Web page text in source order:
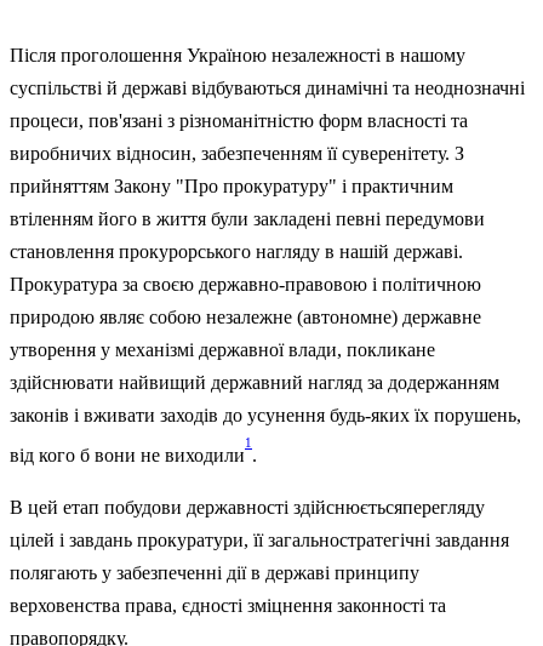
Після проголошення Україною незалежності в нашому
суспільстві й державі відбу­ваються динамічні та неоднозначні
процеси, пов'язані з різноманітністю форм власності та
виробничих відносин, забезпеченням її суверенітету. З
прийняттям Закону "Про прокуратуру" і практичним
втіленням його в життя були закладені певні передумови
становлення прокурорського нагляду в нашій державі.
Прокуратура за своєю державно-правовою і політичною
природою являє собою незалежне (автономне) державне
утворення у механізмі державної влади, покликане
здійснювати найвищий державний нагляд за додержанням
законів і вживати заходів до усунення будь-яких їх порушень,
від кого б вони не виходили
1
.
В цей етап побудови державності здійснюєтьсяперегляду
цілей і завдань проку­ратури, її загальностратегічні завдання
полягають у забезпеченні дії в державі принципу
верховенства права, єдності зміцнення законності та
правопорядку.